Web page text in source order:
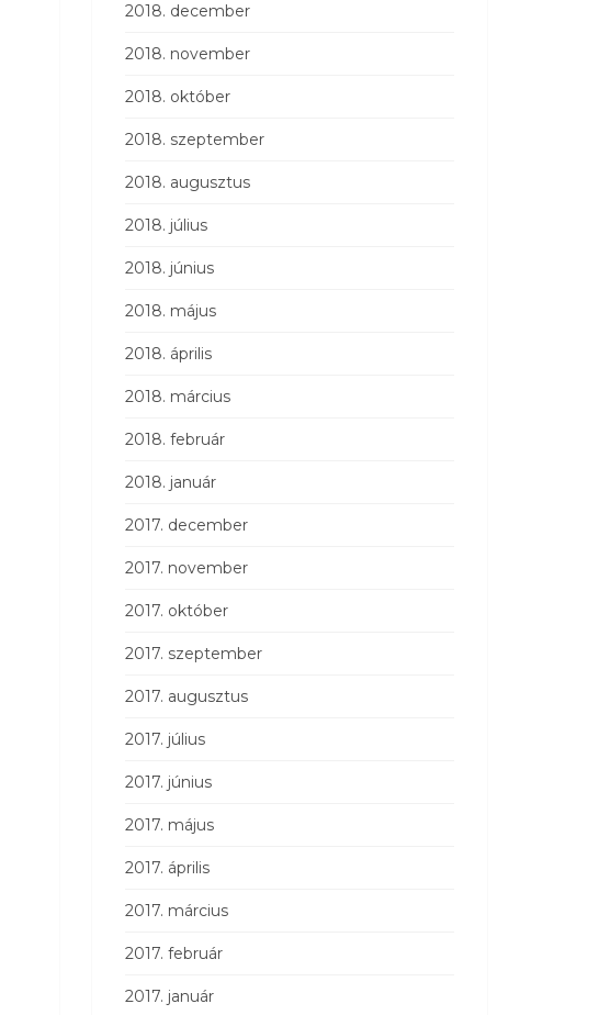
2018. december
2018. november
2018. október
2018. szeptember
2018. augusztus
2018. július
2018. június
2018. május
2018. április
2018. március
2018. február
2018. január
2017. december
2017. november
2017. október
2017. szeptember
2017. augusztus
2017. július
2017. június
2017. május
2017. április
2017. március
2017. február
2017. január